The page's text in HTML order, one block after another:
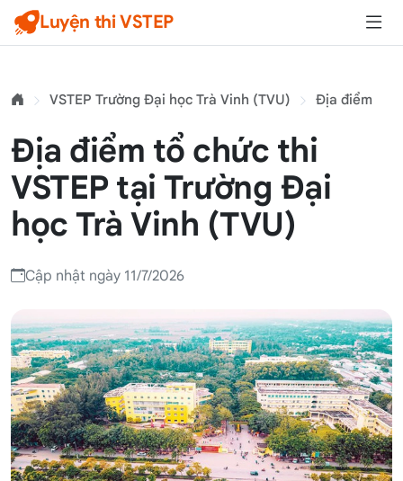
Luyện thi VSTEP
VSTEP Trường Đại học Trà Vinh (TVU) Địa điểm
Địa điểm tổ chức thi
VSTEP tại Trường Đại
học Trà Vinh (TVU)
Cập nhật ngày 11/7/2026